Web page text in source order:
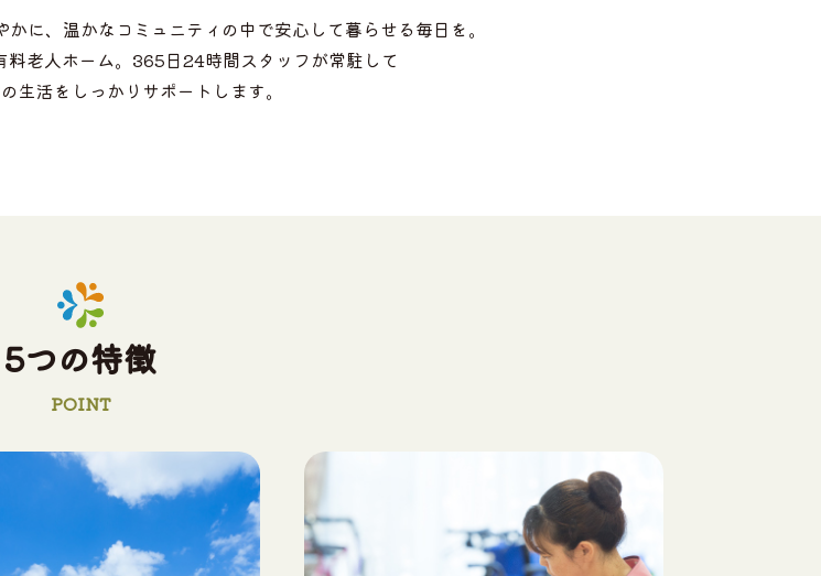
に、温かなコミュニティの中で安心して暮らせる毎日を。
料老人ホーム。365日24時間スタッフが常駐して
生活をしっかりサポートします。
5つの特徴
POINT